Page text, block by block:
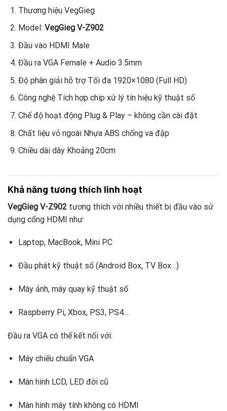
Thương hiệu VegGieg
Model: VegGieg V-Z902
Đầu vào HDMI Male
Đầu ra VGA Female + Audio 3.5mm
Độ phân giải hỗ trợ Tối đa 1920×1080 (Full HD)
Công nghệ Tích hợp chip xử lý tín hiệu kỹ thuật số
Chế độ hoạt động Plug & Play – không cần cài đặt
Chất liệu vỏ ngoài Nhựa ABS chống va đập
Chiều dài dây Khoảng 20cm
Khả năng tương thích linh hoạt
VegGieg V-Z902 tương thích với nhiều thiết bị đầu vào sử
dụng cổng HDMI như:
Laptop, MacBook, Mini PC
Đầu phát kỹ thuật số (Android Box, TV Box…)
Máy ảnh, máy quay kỹ thuật số
Raspberry Pi, Xbox, PS3, PS4…
Đầu ra VGA có thể kết nối với:
Máy chiếu chuẩn VGA
Màn hình LCD, LED đời cũ
Màn hình máy tính không có HDMI